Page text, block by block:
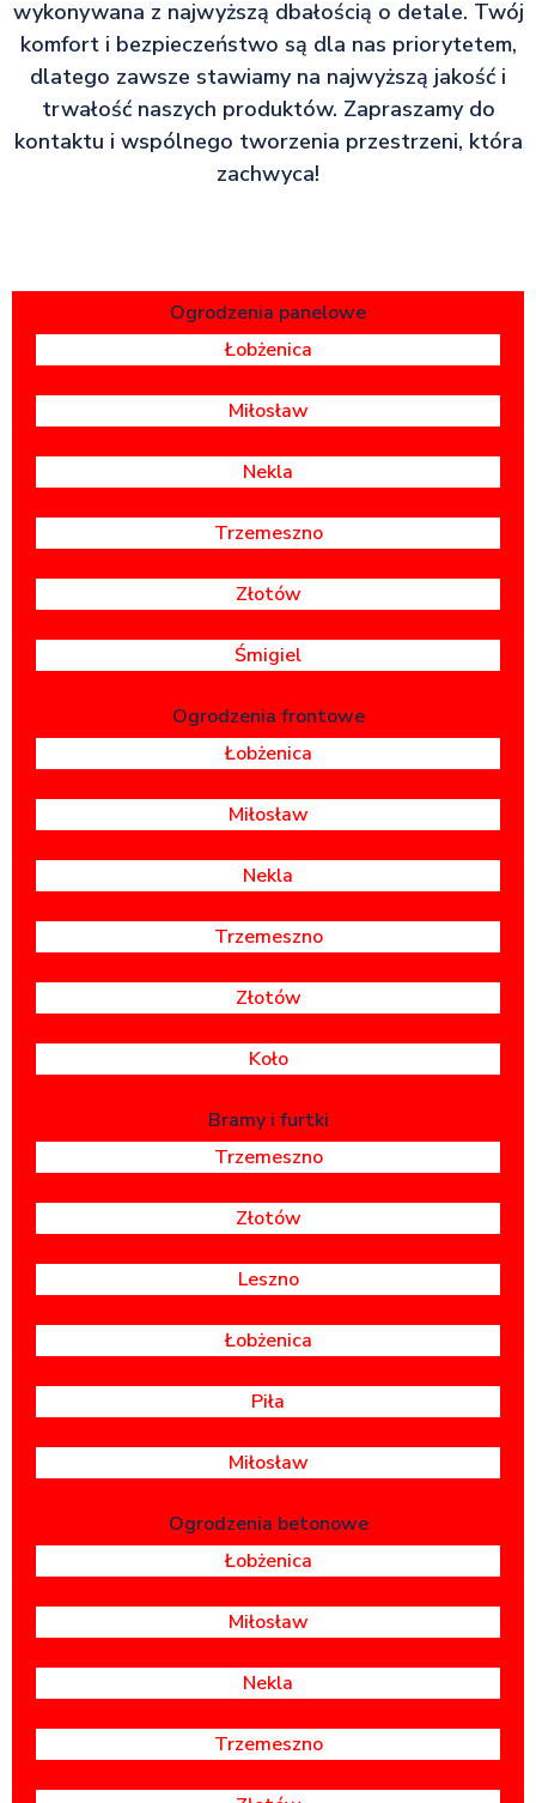
wykonywana z najwyższą dbałością o detale. Twój
komfort i bezpieczeństwo są dla nas priorytetem,
dlatego zawsze stawiamy na najwyższą jakość i
trwałość naszych produktów. Zapraszamy do
kontaktu i wspólnego tworzenia przestrzeni, która
zachwyca!
Ogrodzenia panelowe
Łobżenica
Miłosław
Nekla
Trzemeszno
Złotów
Śmigiel
Ogrodzenia frontowe
Łobżenica
Miłosław
Nekla
Trzemeszno
Złotów
Koło
Bramy i furtki
Trzemeszno
Złotów
Leszno
Łobżenica
Piła
Miłosław
Ogrodzenia betonowe
Łobżenica
Miłosław
Nekla
Trzemeszno